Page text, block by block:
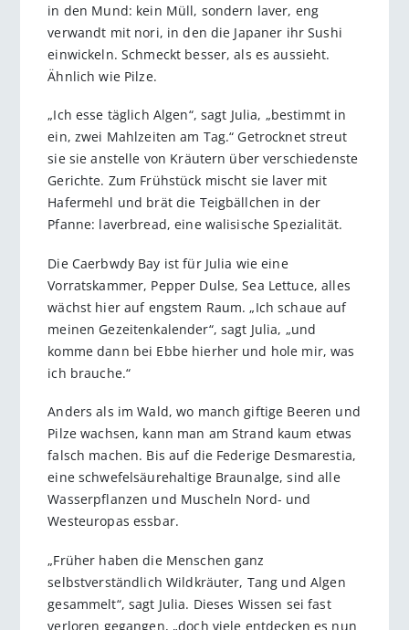
in den Mund: kein Müll, sondern laver, eng
verwandt mit nori, in den die Japaner ihr Sushi
einwickeln. Schmeckt besser, als es aussieht.
Ähnlich wie Pilze.
„Ich esse täglich Algen“, sagt Julia, „bestimmt in
ein, zwei Mahlzeiten am Tag.“ Getrocknet streut
sie sie anstelle von Kräutern über verschiedenste
Gerichte. Zum Frühstück mischt sie laver mit
Hafermehl und brät die Teigbällchen in der
Pfanne: laverbread, eine walisische Spezialität.
Die Caerbwdy Bay ist für Julia wie eine
Vorratskammer, Pepper Dulse, Sea Lettuce, alles
wächst hier auf engstem Raum. „Ich schaue auf
meinen Gezeitenkalender“, sagt Julia, „und
komme dann bei Ebbe hierher und hole mir, was
ich brauche.“
Anders als im Wald, wo manch giftige Beeren und
Pilze wachsen, kann man am Strand kaum etwas
falsch machen. Bis auf die Federige Desmarestia,
eine schwefelsäurehaltige Braunalge, sind alle
Wasserpflanzen und Muscheln Nord- und
Westeuropas essbar.
„Früher haben die Menschen ganz
selbstverständlich Wildkräuter, Tang und Algen
gesammelt“, sagt Julia. Dieses Wissen sei fast
verloren gegangen, „doch viele entdecken es nun